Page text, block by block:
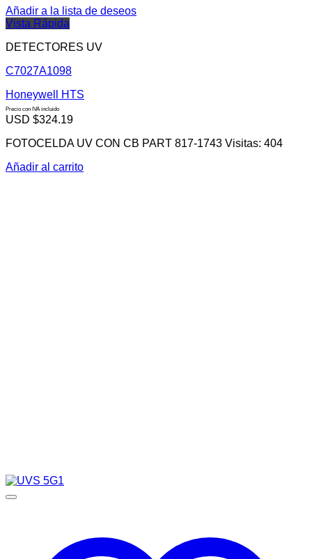
Añadir a la lista de deseos
Vista Rápida
DETECTORES UV
C7027A1098
Honeywell HTS
Precio con IVA incluido
USD $324.19
FOTOCELDA UV CON CB PART 817-1743 Visitas: 404
Añadir al carrito